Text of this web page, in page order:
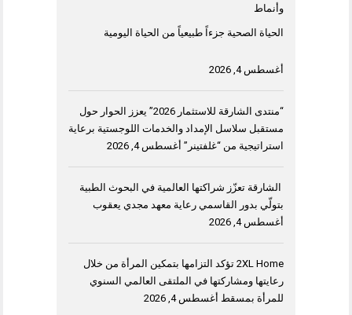
وأنماط
الحياة الصحية جزءاً طبيعياً من الحياة اليومية
أغسطس 4, 2026
“منتدى الشارقة للاستثمار 2026” يعزز الحوار حول
مستقبل سلاسل الإمداد والخدمات اللوجستية برعاية
استراتيجية من “غلفتينر” أغسطس 4, 2026
الشارقة تعزّز شراكتها العالمية في البحوث الطبية
بتولّي بدور القاسمي رعاية معهد مجدي يعقوب
أغسطس 4, 2026
2XL Home تؤكد التزامها بتمكين المرأة من خلال
رعايتها ومشاركتها في الملتقى العالمي السنوي
للمرأة بمسقط أغسطس 4, 2026